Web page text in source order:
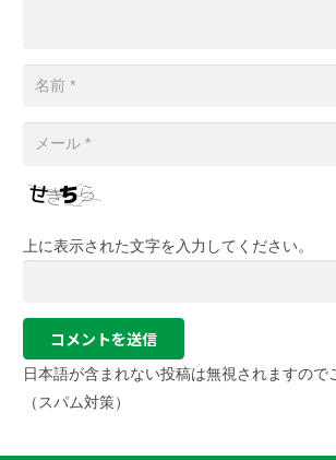
上に表示された文字を入力してください。
コメントを送信
日本語が含まれない投稿は無視されますので
（スパム対策）